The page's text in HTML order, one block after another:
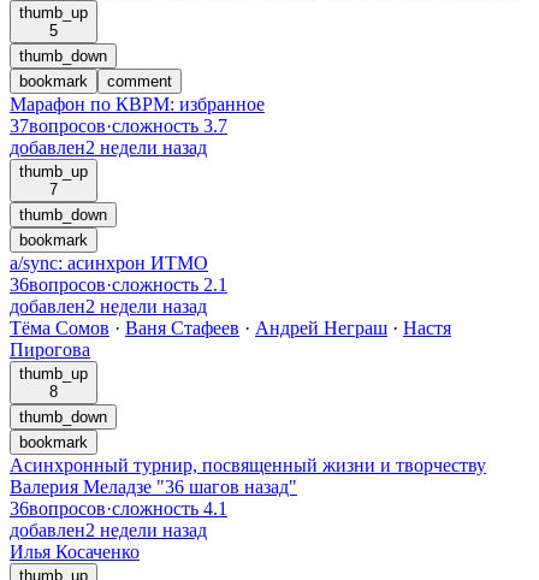
thumb_up
5
thumb_down
bookmark
comment
Марафон по КВРМ: избранное
37вопросов·сложность 3.7
добавлен2 недели назад
thumb_up
7
thumb_down
bookmark
a/sync: асинхрон ИТМО
36вопросов·сложность 2.1
добавлен2 недели назад
Тёма Сомов · Ваня Стафеев · Андрей Неграш · Настя
Пирогова
thumb_up
8
thumb_down
bookmark
Асинхронный турнир, посвященный жизни и творчеству
Валерия Меладзе "36 шагов назад"
36вопросов·сложность 4.1
добавлен2 недели назад
Илья Косаченко
thumb_up